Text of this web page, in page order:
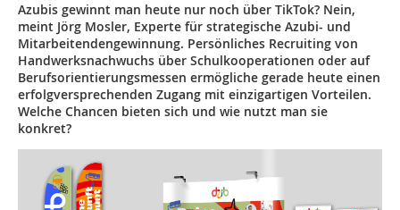
Azubis gewinnt man heute nur noch über TikTok? Nein,
meint Jörg Mosler, Experte für strategische Azubi- und
Mitarbeitendengewinnung. Persönliches Recruiting von
Handwerksnachwuchs über Schulkooperationen oder auf
Berufsorientierungsmessen ermögliche gerade heute einen
erfolgversprechenden Zugang mit einzigartigen Vorteilen.
Welche Chancen bieten sich und wie nutzt man sie
konkret?